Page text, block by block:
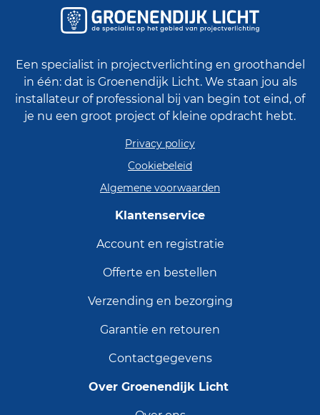
Een specialist in projectverlichting en groothandel
in één: dat is Groenendijk Licht. We staan jou als
installateur of professional bij van begin tot eind, of
je nu een groot project of kleine opdracht hebt.
Privacy policy
Cookiebeleid
Algemene voorwaarden
Klantenservice
Account en registratie
Offerte en bestellen
Verzending en bezorging
Garantie en retouren
Contactgegevens
Over Groenendijk Licht